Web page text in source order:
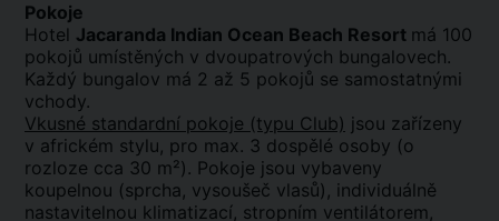
Pokoje
Hotel Jacaranda Indian Ocean Beach Resort má 100
pokojů umístěných v dvoupatrových bungalovech.
Každý bungalov má 2 až 5 pokojů se samostatnými
vchody.
Vkusné standardní pokoje (typu Club) jsou zařízeny
v africkém stylu, pro max. 3 dospělé osoby (o
rozloze cca 30 m²). Pokoje jsou vybaveny
koupelnou (sprcha, vysoušeč vlasů), individuálně
nastavitelnou klimatizací, stropním ventilátorem,